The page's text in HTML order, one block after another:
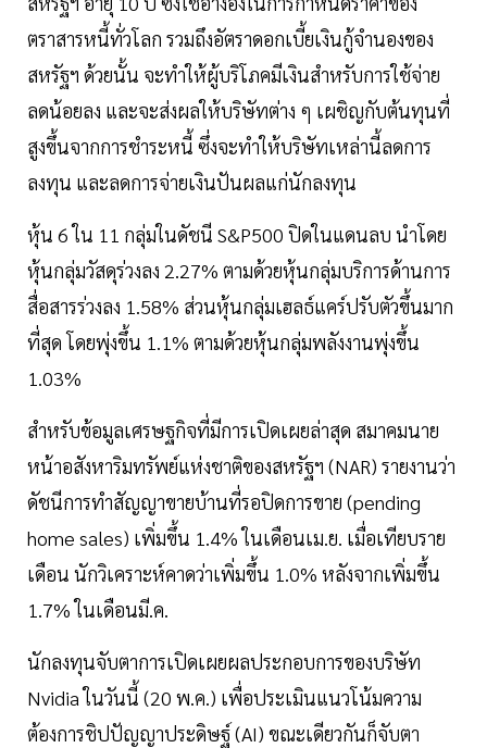
ตราสารหนี้ทั่วโลก รวมถึงอัตราดอกเบี้ยเงินกู้จำนองของ
สหรัฐฯ ด้วยนั้น จะทำให้ผู้บริโภคมีเงินสำหรับการใช้จ่าย
ลดน้อยลง และจะส่งผลให้บริษัทต่าง ๆ เผชิญกับต้นทุนที่
สูงขึ้นจากการชำระหนี้ ซึ่งจะทำให้บริษัทเหล่านี้ลดการ
ลงทุน และลดการจ่ายเงินปันผลแก่นักลงทุน
หุ้น 6 ใน 11 กลุ่มในดัชนี S&P500 ปิดในแดนลบ นำโดย
หุ้นกลุ่มวัสดุร่วงลง 2.27% ตามด้วยหุ้นกลุ่มบริการด้านการ
สื่อสารร่วงลง 1.58% ส่วนหุ้นกลุ่มเฮลธ์แคร์ปรับตัวขึ้นมาก
ที่สุด โดยพุ่งขึ้น 1.1% ตามด้วยหุ้นกลุ่มพลังงานพุ่งขึ้น
1.03%
สำหรับข้อมูลเศรษฐกิจที่มีการเปิดเผยล่าสุด สมาคมนาย
หน้าอสังหาริมทรัพย์แห่งชาติของสหรัฐฯ (NAR) รายงานว่า
ดัชนีการทำสัญญาขายบ้านที่รอปิดการขาย (pending
home sales) เพิ่มขึ้น 1.4% ในเดือนเม.ย. เมื่อเทียบราย
เดือน นักวิเคราะห์คาดว่าเพิ่มขึ้น 1.0% หลังจากเพิ่มขึ้น
1.7% ในเดือนมี.ค.
นักลงทุนจับตาการเปิดเผยผลประกอบการของบริษัท
Nvidia ในวันนี้ (20 พ.ค.) เพื่อประเมินแนวโน้มความ
ต้องการชิปปัญญาประดิษฐ์ (AI) ขณะเดียวกันก็จับตา